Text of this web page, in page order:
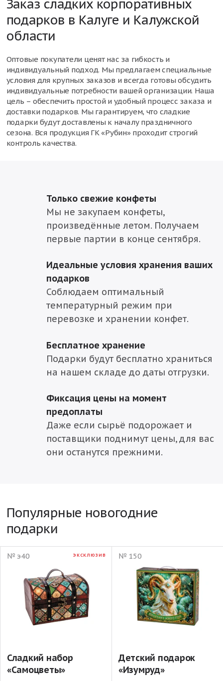
Заказ сладких корпоративных
подарков в Калуге и Калужской
области
Оптовые покупатели ценят нас за гибкость и
индивидуальный подход. Мы предлагаем специальные
условия для крупных заказов и всегда готовы обсудить
индивидуальные потребности вашей организации. Наша
цель – обеспечить простой и удобный процесс заказа и
доставки подарков. Мы гарантируем, что сладкие
подарки будут доставлены к началу праздничного
сезона. Вся продукция ГК «Рубин» проходит строгий
контроль качества.
Только свежие конфеты
Мы не закупаем конфеты,
произведённые летом. Получаем
первые партии в конце сентября.
Идеальные условия хранения ваших
подарков
Соблюдаем оптимальный
температурный режим при
перевозке и хранении конфет.
Бесплатное хранение
Подарки будут бесплатно храниться
на нашем складе до даты отгрузки.
Фиксация цены на момент
предоплаты
Даже если сырьё подорожает и
поставщики поднимут цены, для вас
они останутся прежними.
Популярные новогодние
подарки
№ э40 ЭКСКЛЮЗИВ
Сладкий набор
«Самоцветы»
№ 150
Детский подарок
«Изумруд»